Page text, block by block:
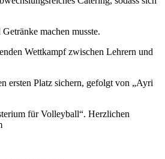
machen musste.
Wettkampf zwischen Lehrern und
ersten Platz sichern, gefolgt von „Ayri
für Volleyball“. Herzlichen